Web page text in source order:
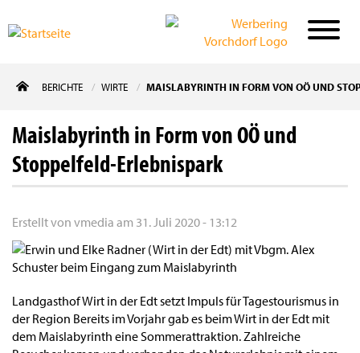
zum
BERICHTE WIRTE MAISLABYRINTH IN FORM VON OÖ UND
Maislabyrinth in Form von OÖ und
Stoppelfeld-Erlebnispark
Erstellt von vmedia am 31. Juli 2020 - 13:12
Landgasthof Wirt in der Edt setzt Impuls für Tagestourismus in
der Region Bereits im Vorjahr gab es beim Wirt in der Edt mit
dem Maislabyrinth eine Sommerattraktion. Zahlreiche